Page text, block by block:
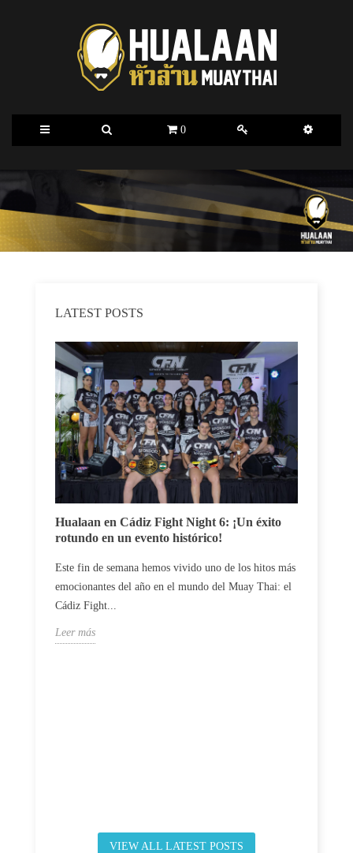
0
LATEST POSTS
Hualaan en Cádiz Fight Night 6: ¡Un éxito
rotundo en un evento histórico!
Este fin de semana hemos vivido uno de los hitos más
emocionantes del año en el mundo del Muay Thai: el
Cádiz Fight...
Leer más
VIEW ALL LATEST POSTS